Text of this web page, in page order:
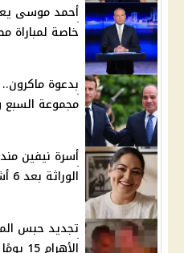
أحمد موسى
خاصة لمباراة
بدعوة
مجموعة
أسرة نيفين
الوراثة بعد 6 أشهر من وفاتها
تجديد حبس
الأهرام 15 يومًا وطلب فحصه نفسيًا